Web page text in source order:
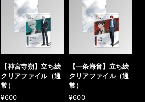
【神宮寺朔】立ち絵
クリアファイル（通
常）
¥600
【一条海音】立ち絵
クリアファイル（通
常）
¥600